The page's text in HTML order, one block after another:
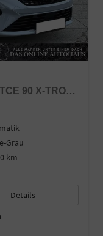
TECHNO WINTERPAKET+GJR TCE 90 X-TRONIC AUTOM.
Grau
km
Details